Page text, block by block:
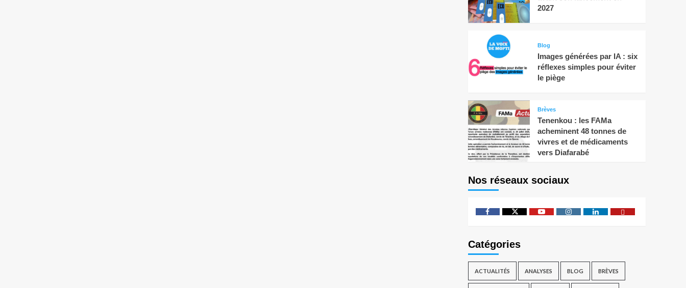
2027
Blog
Images générées par IA : six
réflexes simples pour éviter
le piège
Brèves
Tenenkou : les FAMa
acheminent 48 tonnes de
vivres et de médicaments
vers Diafarabé
Nos réseaux sociaux
Catégories
ACTUALITÉS ANALYSES BLOG BRÈVES